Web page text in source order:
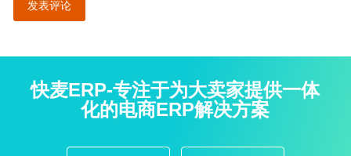
快麦ERP-专注于为大卖家提供一体
化的电商ERP解决方案